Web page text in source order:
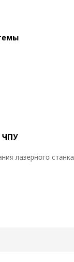
ЧПУ
лазерного станка